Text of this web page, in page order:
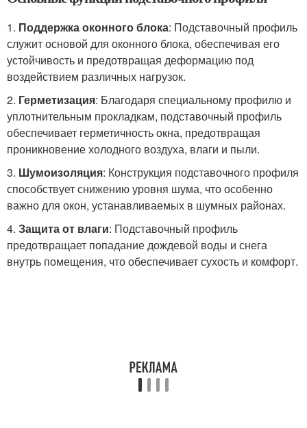
1. Поддержка оконного блока: Подставочный профиль
служит основой для оконного блока, обеспечивая его
устойчивость и предотвращая деформацию под
воздействием различных нагрузок.
2. Герметизация: Благодаря специальному профилю и
уплотнительным прокладкам, подставочный профиль
обеспечивает герметичность окна, предотвращая
проникновение холодного воздуха, влаги и пыли.
3. Шумоизоляция: Конструкция подставочного профиля
способствует снижению уровня шума, что особенно
важно для окон, устанавливаемых в шумных районах.
4. Защита от влаги: Подставочный профиль
предотвращает попадание дождевой воды и снега
внутрь помещения, что обеспечивает сухость и комфорт.